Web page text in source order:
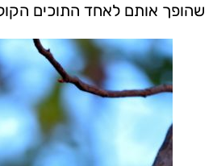
שהופך אותם לאחד התוכים